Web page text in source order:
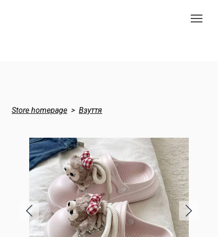
Store homepage Взуття